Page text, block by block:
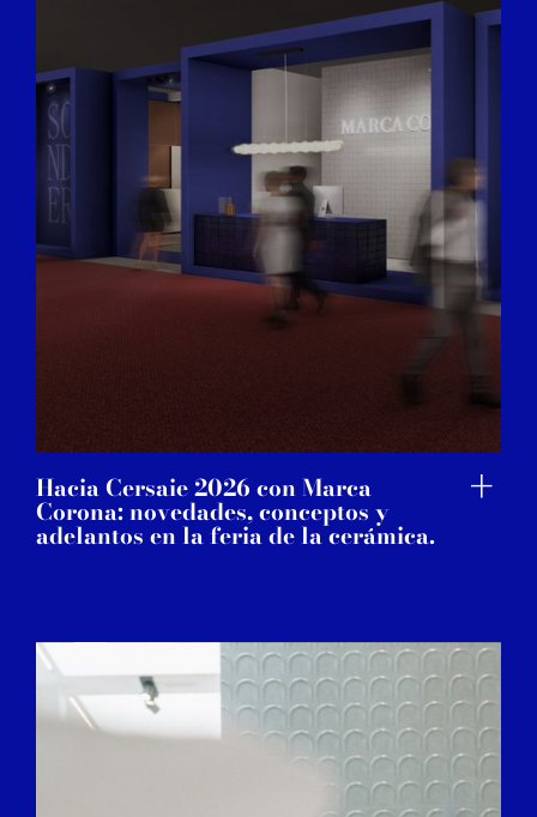
Hacia Cersaie 2026 con Marca
Corona: novedades, conceptos y
adelantos en la feria de la cerámica.